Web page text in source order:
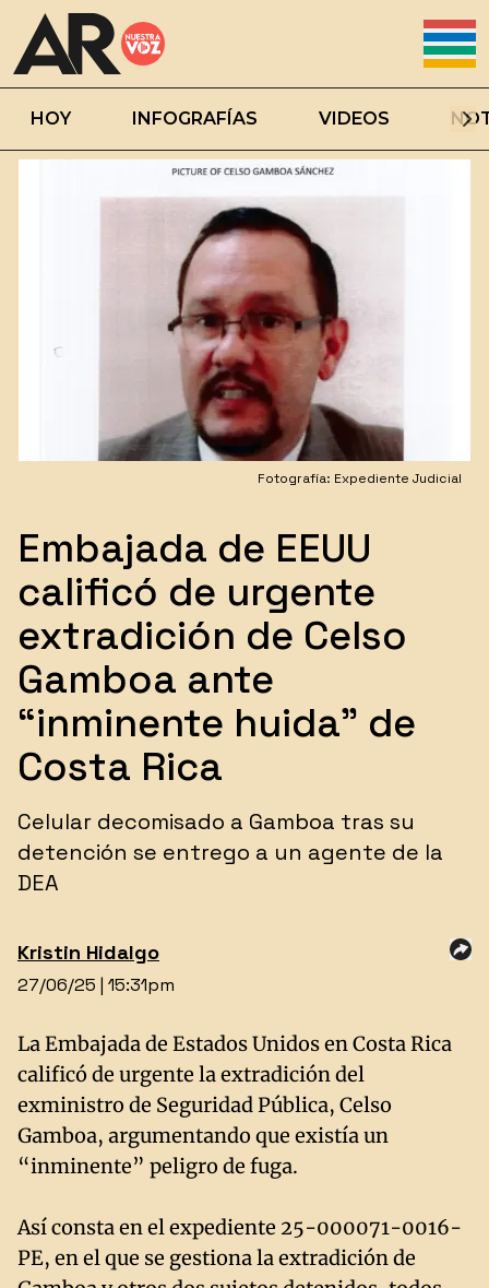
HOY INFOGRAFÍAS VIDEOS
Fotografía: Expediente Judicial
Embajada de EEUU
calificó de urgente
extradición de Celso
Gamboa ante
“inminente huida” de
Costa Rica
Celular decomisado a Gamboa tras su
detención se entrego a un agente de la
DEA
Kristin Hidalgo
27/06/25 | 15:31pm
La Embajada de Estados Unidos en Costa Rica
calificó de urgente la extradición del
exministro de Seguridad Pública, Celso
Gamboa, argumentando que existía un
“inminente” peligro de fuga.
Así consta en el expediente 25-000071-0016-
PE, en el que se gestiona la extradición de